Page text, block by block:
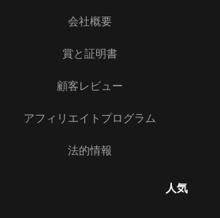
会社概要
賞と証明書
顧客レビュー
アフィリエイトプログラム
法的情報
人気